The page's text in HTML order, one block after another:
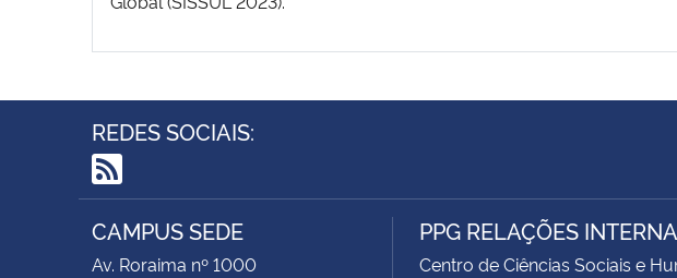
REDES SOCIAIS:
RSS
CAMPUS SEDE
Av. Roraima nº 1000
PPG RELAÇÕES
Centro de Ciências Sociais e